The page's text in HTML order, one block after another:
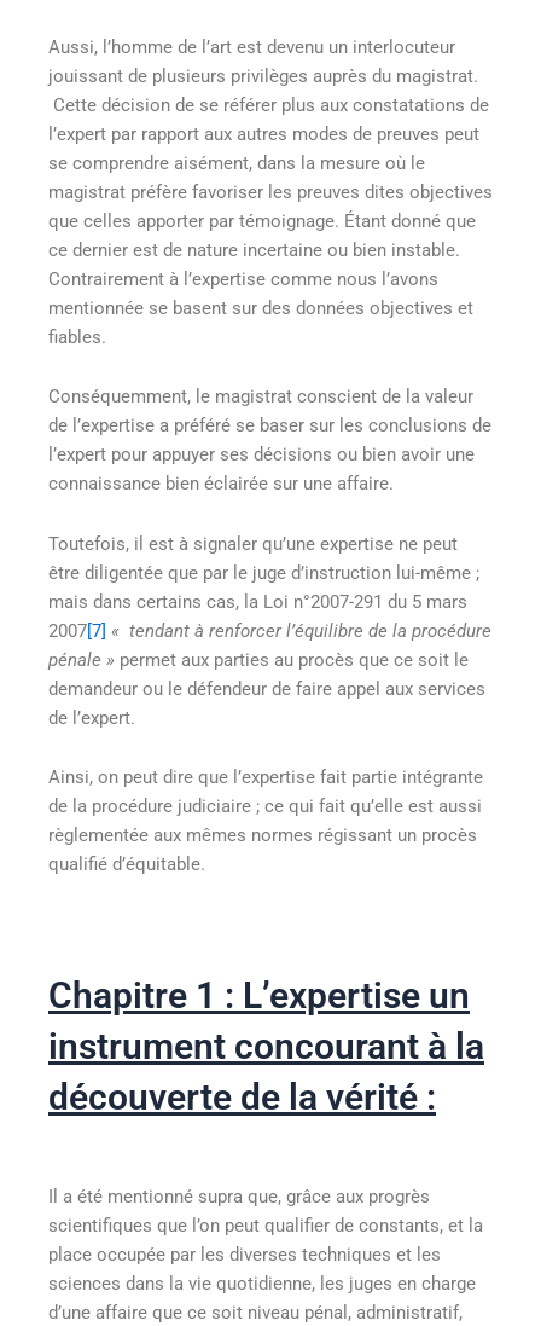
Aussi, l’homme de l’art est devenu un interlocuteur
jouissant de plusieurs privilèges auprès du magistrat.
Cette décision de se référer plus aux constatations de
l’expert par rapport aux autres modes de preuves peut
se comprendre aisément, dans la mesure où le
magistrat préfère favoriser les preuves dites objectives
que celles apporter par témoignage. Étant donné que
ce dernier est de nature incertaine ou bien instable.
Contrairement à l’expertise comme nous l’avons
mentionnée se basent sur des données objectives et
fiables.
Conséquemment, le magistrat conscient de la valeur
de l’expertise a préféré se baser sur les conclusions de
l’expert pour appuyer ses décisions ou bien avoir une
connaissance bien éclairée sur une affaire.
Toutefois, il est à signaler qu’une expertise ne peut
être diligentée que par le juge d’instruction lui-même ;
mais dans certains cas, la Loi n°2007-291 du 5 mars
2007[7] « tendant à renforcer l’équilibre de la procédure
pénale » permet aux parties au procès que ce soit le
demandeur ou le défendeur de faire appel aux services
de l’expert.
Ainsi, on peut dire que l’expertise fait partie intégrante
de la procédure judiciaire ; ce qui fait qu’elle est aussi
règlementée aux mêmes normes régissant un procès
qualifié d’équitable.
Chapitre 1 : L’expertise un
instrument concourant à la
découverte de la vérité :
Il a été mentionné supra que, grâce aux progrès
scientifiques que l’on peut qualifier de constants, et la
place occupée par les diverses techniques et les
sciences dans la vie quotidienne, les juges en charge
d’une affaire que ce soit niveau pénal, administratif,